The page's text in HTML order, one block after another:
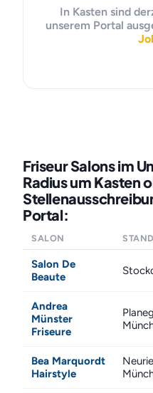
In Kasten sind
unserem Portal
Friseur Salons im
Radius um Kasten
Portal:
SALON
Salon De
Beaute
Andrea
Münster
Friseure
Bea Marquordt
Hairstyle